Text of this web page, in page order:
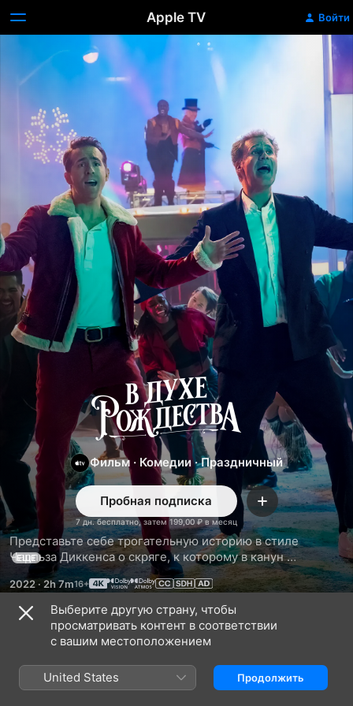
Apple TV Войти
В
духе
Рождества
Фильм · Комедии ·Праздничный
7 дн. бесплатно, затем 199,00 ₽ в месяц
Пробная подписка Добавить
Представьте себе трогательную историю в стиле
Чарльза Диккенса о скряге, к которому в канун
Рождества являются четыре духа, только смешнее. С
Уиллом Ферреллом, Райаном Рейнольдсом и Октавией
Спенсер в главных ролях. И с большим количеством
музыкальных номеров. Но не слишком много ли мы
просим? Может, просто дождётесь трейлера?
ЕЩЕ
2022 · 2h 7m
Трейлеры
Выберите другую страну, чтобы
просматривать контент в соответствии
с вашим местоположением
United States Продолжить